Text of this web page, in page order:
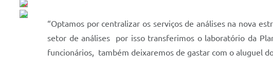
“Optamos por centralizar os serviços de análises na nova
setor de análises por isso transferimos o laboratório da
funcionários, também deixaremos de gastar com o aluguel